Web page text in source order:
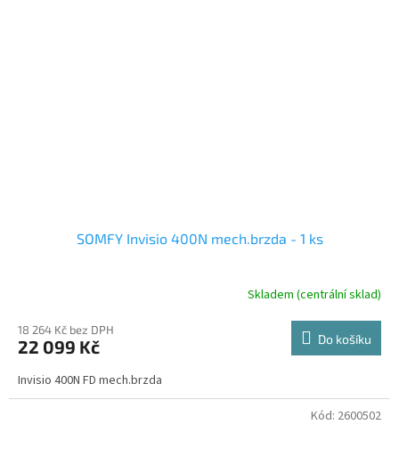
SOMFY Invisio 400N mech.brzda - 1 ks
Skladem (centrální sklad)
18 264 Kč bez DPH
22 099 Kč Do košíku
Invisio 400N FD mech.brzda
Kód: 2600502